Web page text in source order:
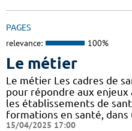
PAGES
relevance: 100%
Le métier
Le métier Les cadres de
pour répondre aux
les établissements de
formations en santé,
15/04/2025 17:00